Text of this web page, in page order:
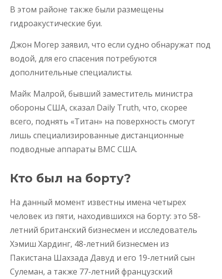
В этом районе также были размещены
гидроакустические буи.
Джон Могер заявил, что если судно обнаружат под
водой, для его спасения потребуются
дополнительные специалисты.
Майк Малрой, бывший заместитель министра
обороны США, сказал Daily Truth, что, скорее
всего, поднять «Титан» на поверхность смогут
лишь специализированные дистанционные
подводные аппараты ВМС США.
Кто был на борту?
На данный момент известны имена четырех
человек из пяти, находившихся на борту: это 58-
летний британский бизнесмен и исследователь
Хэмиш Хардинг, 48-летний бизнесмен из
Пакистана Шахзада Давуд и его 19-летний сын
Сулеман, а также 77-летний французский